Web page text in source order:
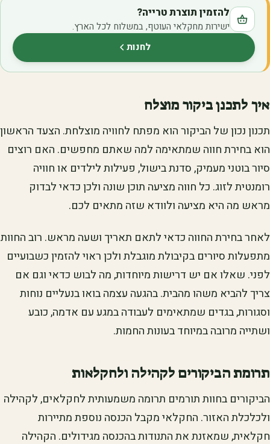
להזמין תוצרת טרייה?
ישירות מחקלאי העוטף, במשלוח לכל הארץ.
לחנות(נפתח בלשונית חדשה)
איך לתכנן ביקור מוצלח
תכנון נכון של הביקור הוא מפתח לחוויה מוצלחת. הצעד הראשון
הוא בחירת חווה שמתאימה למה שאתם מחפשים. האם רוצים
סיור בוטני מעמיק, סדנת בישול, פעילות לילדים או חוויה
רומנטית לזוג. כל חווה מציעה תוכן שונה ולכן כדאי לבדוק
מראש מה היא מציעה ולוודא שזה מתאים לכם.
לאחר בחירת החווה כדאי לתאם תאריך ושעה מראש. רוב החוות
מתפעלות סיורים בקיבולת מוגבלת ולכן ראוי להזמין כשבועיים
לפני. שאלו אם יש דרישות מיוחדות, מה לבוש כדאי וגם אם
צריך להביא משהו מהבית. בהגעה עצמה בואו בנעליים נוחות
וסגורות, בגדים שמתאימים לעבודה במגע עם אדמה, כובע
ושתייה מרובה במיוחד בעונות החמות.
תרומת הביקורים לקהילה ולחקלאות
הביקורים בחוות תורמים תרומה משמעותית לחקלאים, לקהילה
ולכלכלת האזור. החקלאי מקבל הכנסה נוספת מתיירות
חקלאית, שמאזנת את התנודות בהכנסה מגידולים. הקהילה